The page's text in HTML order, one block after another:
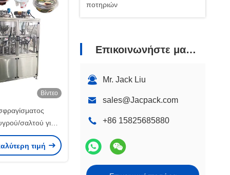
ποτηριών
Επικοινωνήστε μαζί μας
Mr. Jack Liu
sales@Jacpack.com
+86 15825685880
Βίντεο
σαλτού για
τροφίμων
τιμή